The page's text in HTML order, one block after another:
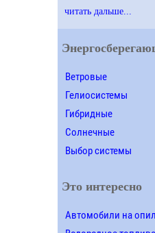
читать дальше...
Ветровые
Гелиосистемы
Гибридные
Солнечные
Выбор системы
Это интересно
Автомобили на